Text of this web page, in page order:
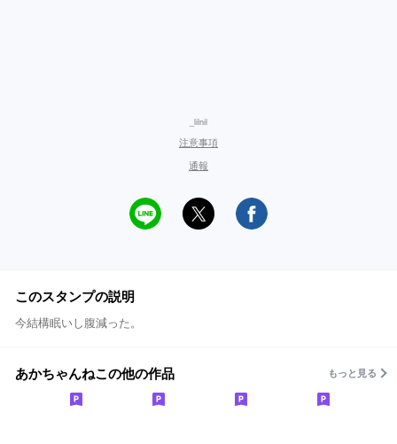
_lilnil
注意事項
通報
このスタンプの説明
今結構眠いし腹減った。
あかちゃんねこの他の作品 もっと見る